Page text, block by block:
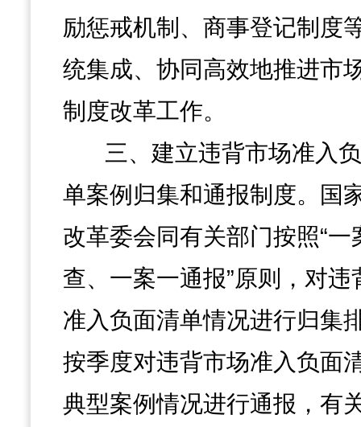
励惩戒机制、商事登记制度
统集成、协同高效地推进市
制度改革工作。
三、建立违背市场准入
单案例归集和通报制度。国
改革委会同有关部门按照“一
查、一案一通报”原则，对违
准入负面清单情况进行归集
按季度对违背市场准入负面
典型案例情况进行通报，有